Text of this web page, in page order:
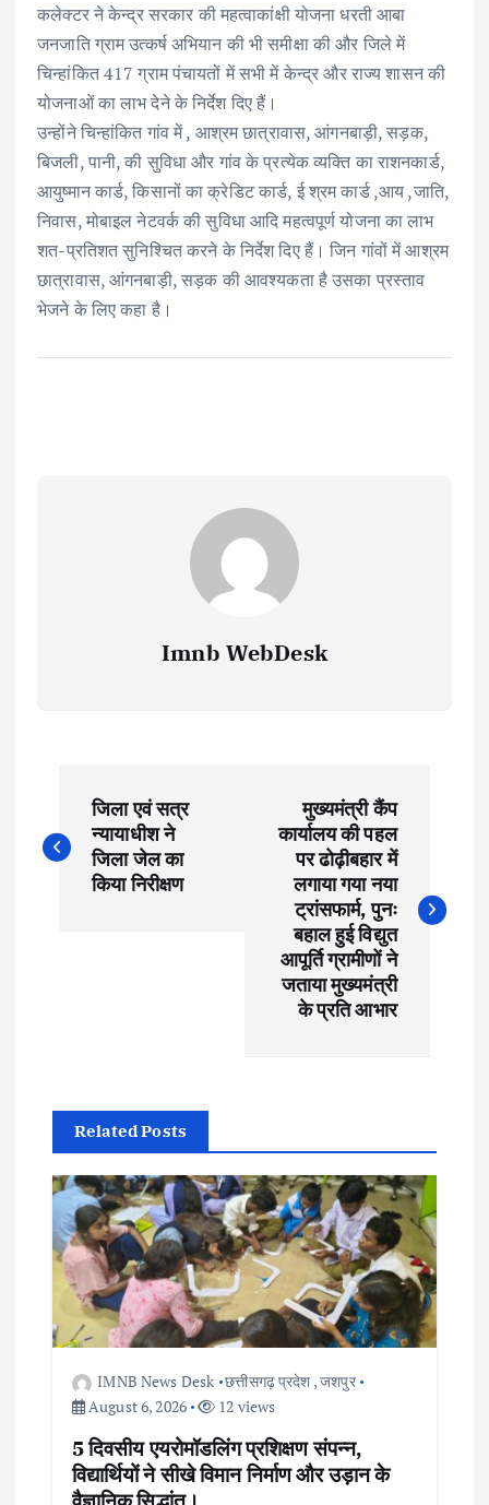
कलेक्टर ने केन्द्र सरकार की महत्वाकांक्षी योजना धरती आबा
जनजाति ग्राम उत्कर्ष अभियान की भी समीक्षा की और जिले में
चिन्हांकित 417 ग्राम पंचायतों में सभी में केन्द्र और राज्य शासन की
योजनाओं का लाभ देने के निर्देश दिए हैं।
उन्होंने चिन्हांकित गांव में , आश्रम छात्रावास, आंगनबाड़ी, सड़क,
बिजली, पानी, की सुविधा और गांव के प्रत्येक व्यक्ति का राशनकार्ड,
आयुष्मान कार्ड, किसानों का क्रेडिट कार्ड, ई श्रम कार्ड ,आय ,जाति,
निवास, मोबाइल नेटवर्क की सुविधा आदि महत्वपूर्ण योजना का लाभ
शत-प्रतिशत सुनिश्चित करने के निर्देश दिए हैं। जिन गांवों में आश्रम
छात्रावास, आंगनबाड़ी, सड़क की आवश्यकता है उसका प्रस्ताव
भेजने के लिए कहा है।
Imnb WebDesk
o
v
g
a
t
जिला एवं सत्र
न्यायाधीश ने
जिला जेल का
किया निरीक्षण
मुख्यमंत्री कैंप
कार्यालय की पहल
पर ढोढ़ीबहार में
लगाया गया नया
ट्रांसफार्म, पुनः
बहाल हुई विद्युत
आपूर्ति ग्रामीणों ने
जताया मुख्यमंत्री
के प्रति आभार
Related Posts
IMNB News Desk छत्तीसगढ़ प्रदेश ,जशपुर
August 6, 2026
12 views
5 दिवसीय एयरोमॉडलिंग प्रशिक्षण संपन्न,
विद्यार्थियों ने सीखे विमान निर्माण और उड़ान के